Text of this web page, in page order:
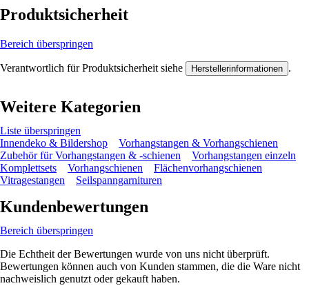
Produktsicherheit
Bereich überspringen
Verantwortlich für Produktsicherheit siehe Herstellerinformationen .
Weitere Kategorien
Liste überspringen
Innendeko & Bildershop
Vorhangstangen & Vorhangschienen
Zubehör für Vorhangstangen & -schienen
Vorhangstangen einzeln
Komplettsets
Vorhangschienen
Flächenvorhangschienen
Vitragestangen
Seilspanngarnituren
Kundenbewertungen
Bereich überspringen
Die Echtheit der Bewertungen wurde von uns nicht überprüft.
Bewertungen können auch von Kunden stammen, die die Ware nicht
nachweislich genutzt oder gekauft haben.